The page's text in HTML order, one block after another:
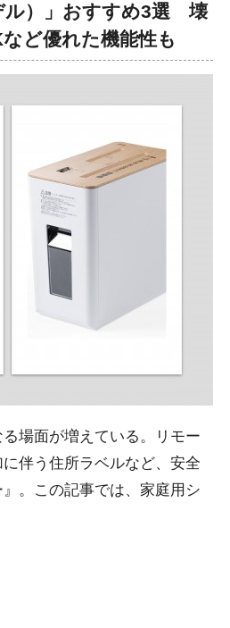
ル）」おすすめ3選 壊
ど優れた機能性も
場面が増えている。リモー
伴う住所ラベルなど、安全
。この記事では、家庭用シ